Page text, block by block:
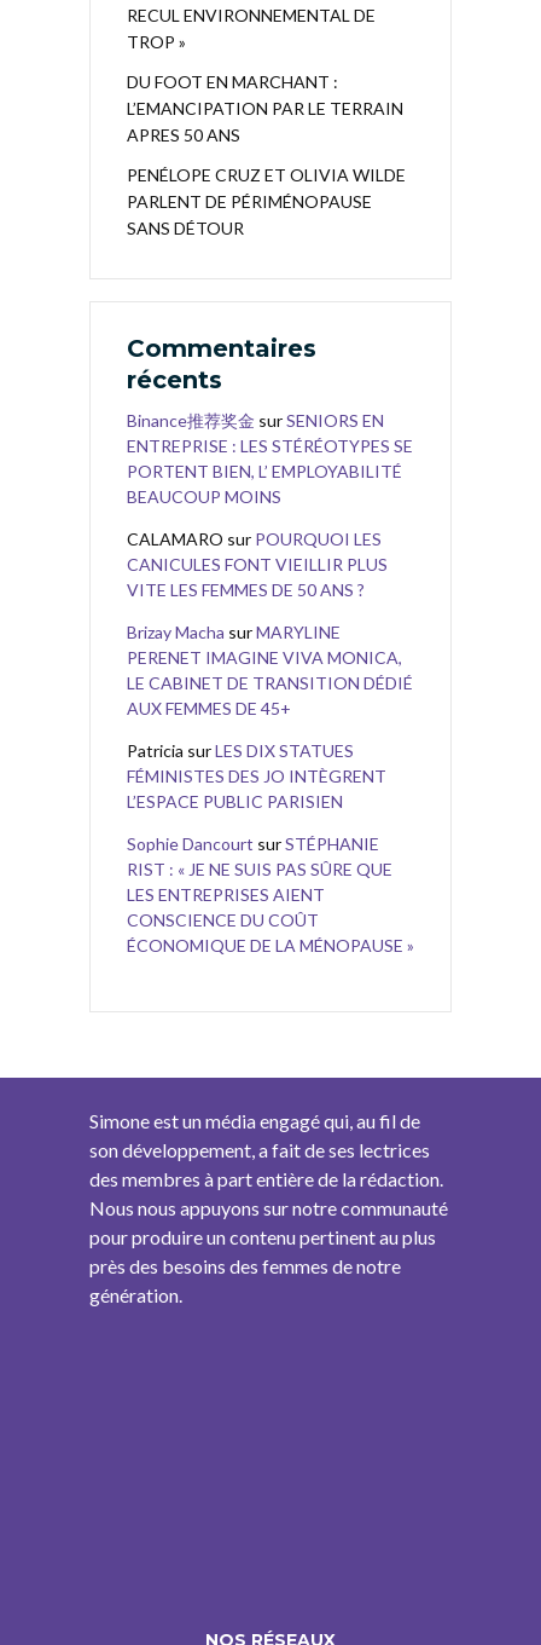
RECUL ENVIRONNEMENTAL DE
TROP »
DU FOOT EN MARCHANT :
L’EMANCIPATION PAR LE TERRAIN
APRES 50 ANS
PENÉLOPE CRUZ ET OLIVIA WILDE
PARLENT DE PÉRIMÉNOPAUSE
SANS DÉTOUR
Commentaires
récents
Binance推荐奖金 surSENIORS EN
ENTREPRISE : LES STÉRÉOTYPES SE
PORTENT BIEN, L’ EMPLOYABILITÉ
BEAUCOUP MOINS
CALAMARO sur POURQUOI LES
CANICULES FONT VIEILLIR PLUS
VITE LES FEMMES DE 50 ANS ?
Brizay Macha surMARYLINE
PERENET IMAGINE VIVA MONICA,
LE CABINET DE TRANSITION DÉDIÉ
AUX FEMMES DE 45+
Patricia surLES DIX STATUES
FÉMINISTES DES JO INTÈGRENT
L’ESPACE PUBLIC PARISIEN
Sophie Dancourt surSTÉPHANIE
RIST : « JE NE SUIS PAS SÛRE QUE
LES ENTREPRISES AIENT
CONSCIENCE DU COÛT
ÉCONOMIQUE DE LA MÉNOPAUSE »
Simone est un média engagé qui, au fil de
son développement, a fait de ses lectrices
des membres à part entière de la rédaction.
Nous nous appuyons sur notre communauté
pour produire un contenu pertinent au plus
près des besoins des femmes de notre
génération.
NOS RÉSEAUX